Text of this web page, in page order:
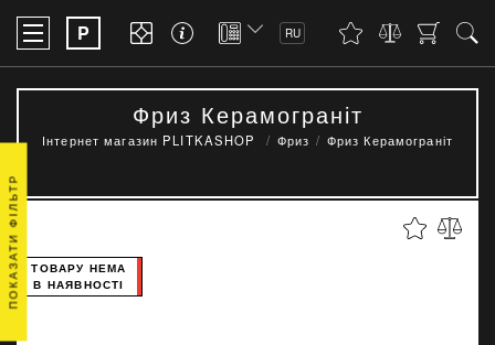
P RU
Фриз Керамограніт
Інтернет магазин PLITKASHOP Фриз Фриз Керамограніт
ТОВАРУ НЕМА
В НАЯВНОСТІ
ПОКАЗАТИ ФІЛЬТР